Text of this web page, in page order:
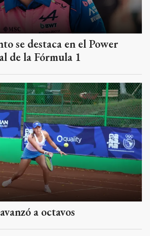
se destaca en el Power
de la Fórmula 1
a octavos